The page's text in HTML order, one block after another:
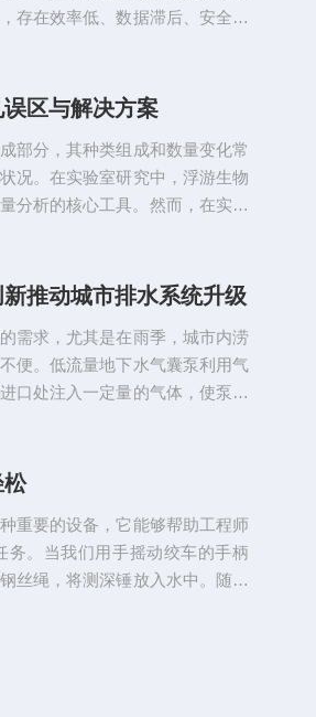
存在效率低、数据滞后、安全风
主动感知”、从“单点离散”向“全
区与解决方案
部分，其种类组成和数量变化常
况。在实验室研究中，浮游生物
分析的核心工具。然而，在实际
本处理不规范许多操作者在样本
推动城市排水系统升级
需求，尤其是在雨季，城市内涝
便。低流量地下水气囊泵利用气
口处注入一定量的气体，使泵内
体压力驱动的方式，工作效率较
松
重要的设备，它能够帮助工程师
。当我们用手摇动绞车的手柄
丝绳，将测深锤放入水中。随着
，需要定期进行清淤工作，以保